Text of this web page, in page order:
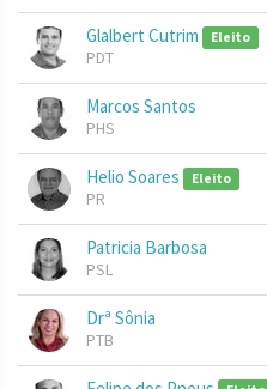
Glalbert Cutrim Eleito
PDT
Marcos Santos
PHS
Helio Soares Eleito
PR
Patricia Barbosa
PSL
Drª Sônia
PTB